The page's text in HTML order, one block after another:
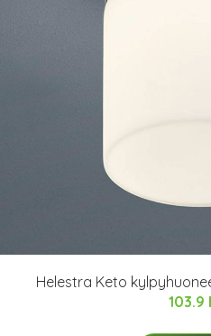
Helestra Keto
103.9